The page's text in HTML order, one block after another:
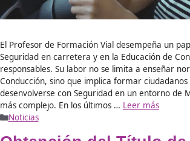
El consorcio de compensación de
Autoescuela. El Consorcio de
entidad pública bajo el Ministerio de
Su función principal es actuar donde el
situaciones de crisis. Sus funciones clave
Naturaleza jurídica y … Leer más